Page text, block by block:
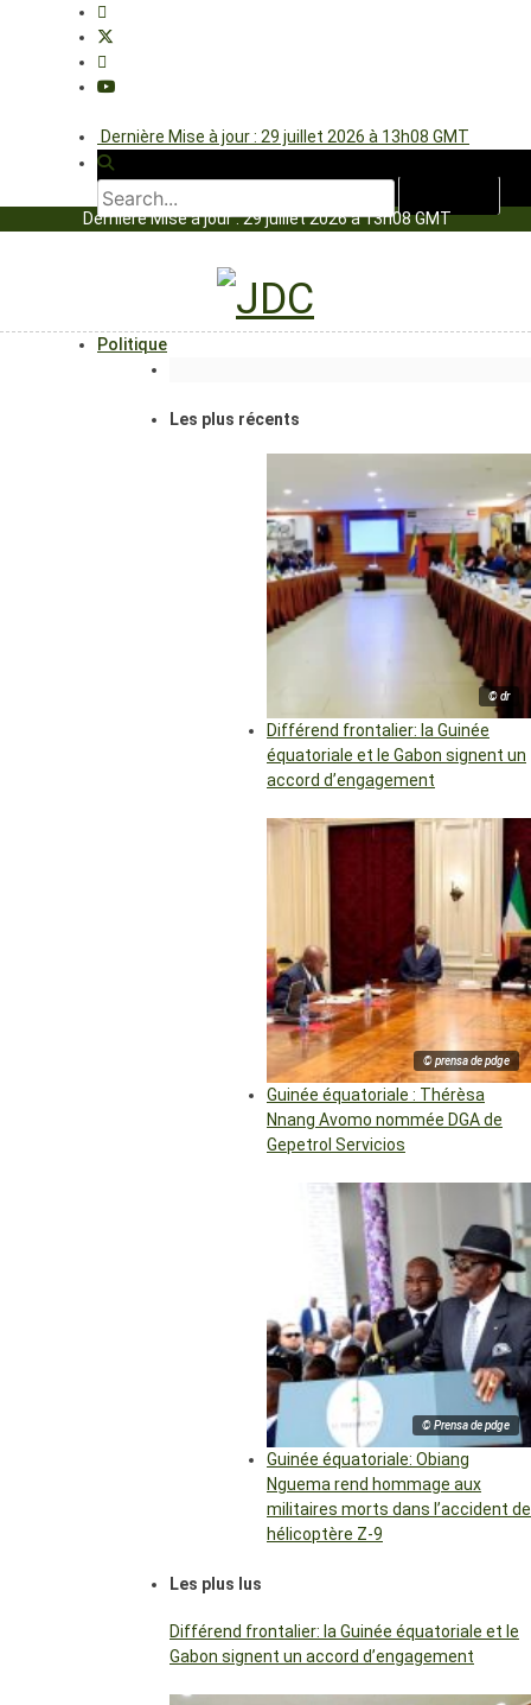
Dernière Mise à jour : 29 juillet 2026 à 13h08 GMT
Dernière Mise à jour : 29 juillet 2026 à 13h08 GMT
Politique
Les plus récents
© dr
Différend frontalier: la Guinée
équatoriale et le Gabon signent un
accord d’engagement
© prensa de pdge
Guinée équatoriale : Thérèsa
Nnang Avomo nommée DGA de
Gepetrol Servicios
© Prensa de pdge
Guinée équatoriale: Obiang
Nguema rend hommage aux
militaires morts dans l’accident de
hélicoptère Z-9
Les plus lus
Différend frontalier: la Guinée équatoriale et le
Gabon signent un accord d’engagement